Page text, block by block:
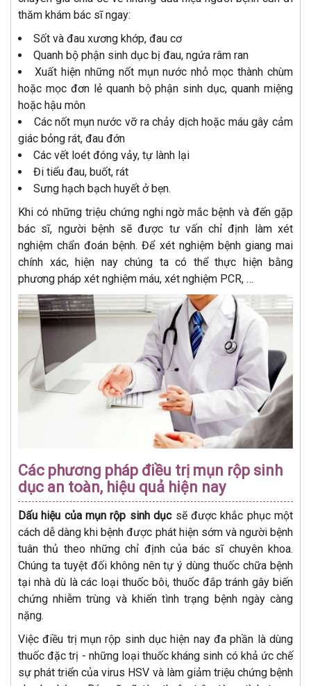
thăm khám bác sĩ ngay:
Sốt và đau xương khớp, đau cơ
Quanh bộ phận sinh dục bị đau, ngứa râm ran
Xuất hiện những nốt mụn nước nhỏ mọc thành chùm
hoặc mọc đơn lẻ quanh bộ phận sinh dục, quanh miệng
hoặc hậu môn
Các nốt mụn nước vỡ ra chảy dịch hoặc máu gây cảm
giác bỏng rát, đau đớn
Các vết loét đóng vảy, tự lành lại
Đi tiểu đau, buốt, rát
Sưng hạch bạch huyết ở bẹn.
Khi có những triệu chứng nghi ngờ mắc bệnh và đến gặp
bác sĩ, người bệnh sẽ được tư vấn chỉ định làm xét
nghiệm chẩn đoán bệnh. Để xét nghiệm bệnh giang mai
chính xác, hiện nay chúng ta có thể thực hiện bằng
phương pháp xét nghiệm máu, xét nghiệm PCR, …
Các phương pháp điều trị mụn rộp sinh
dục an toàn, hiệu quả hiện nay
Dấu hiệu của mụn rộp sinh dục sẽ được khắc phục một
cách dễ dàng khi bệnh được phát hiện sớm và người bệnh
tuân thủ theo những chỉ định của bác sĩ chuyên khoa.
Chúng ta tuyệt đối không nên tự ý dùng thuốc chữa bệnh
tại nhà dù là các loại thuốc bôi, thuốc đắp tránh gây biến
chứng nhiễm trùng và khiến tình trạng bệnh ngày càng
nặng.
Việc điều trị mụn rộp sinh dục hiện nay đa phần là dùng
thuốc đặc trị - những loại thuốc kháng sinh có khả ức chế
sự phát triển của virus HSV và làm giảm triệu chứng bệnh